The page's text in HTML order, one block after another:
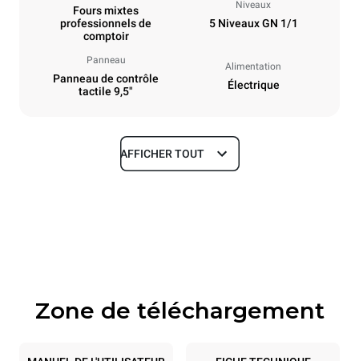
Fours mixtes
professionnels de
comptoir
Niveaux
5 Niveaux GN 1/1
Panneau
Panneau de contrôle
tactile 9,5"
Alimentation
Électrique
Dimensions
Caractéristiques de la plaque
5 GN 1/1
AFFICHER TOUT
Zone de téléchargement